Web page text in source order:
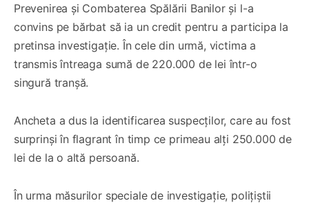
Prevenirea și Combaterea Spălării Banilor și l-a
convins pe bărbat să ia un credit pentru a participa la
pretinsa investigație. În cele din urmă, victima a
transmis întreaga sumă de 220.000 de lei într-o
singură tranșă.
Ancheta a dus la identificarea suspecților, care au fost
surprinși în flagrant în timp ce primeau alți 250.000 de
lei de la o altă persoană.
În urma măsurilor speciale de investigație, polițiștii